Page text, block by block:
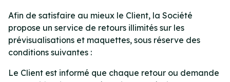
Afin de satisfaire au mieux le Client, la Société
propose un service de retours illimités sur les
prévisualisations et maquettes, sous réserve des
conditions suivantes :
Le Client est informé que chaque retour ou demande